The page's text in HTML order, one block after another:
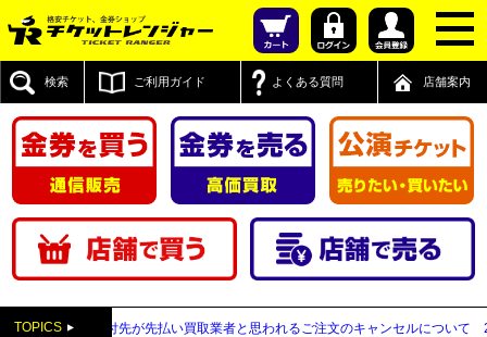
検索 ご利用ガイド よくある質問 店舗案内
TOPICS
販売】送付先が先払い買取業者と思われるご注文のキャンセルについて 2025